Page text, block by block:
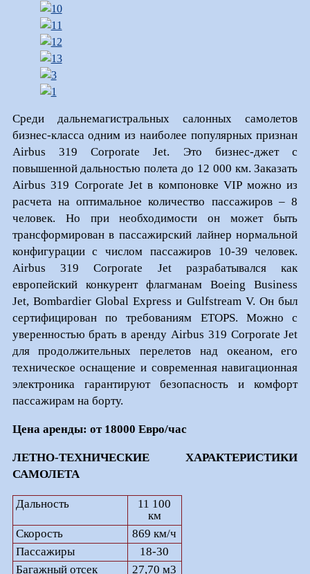
Среди дальнемагистральных салонных самолетов
бизнес-класса одним из наиболее популярных признан
Airbus 319 Corporate Jet. Это бизнес-джет с
повышенной дальностью полета до 12 000 км. Заказать
Airbus 319 Corporate Jet в компоновке VIP можно из
расчета на оптимальное количество пассажиров – 8
человек. Но при необходимости он может быть
трансформирован в пассажирский лайнер нормальной
конфигурации с числом пассажиров 10-39 человек.
Airbus 319 Corporate Jet разрабатывался как
европейский конкурент флагманам Boeing Business
Jet, Bombardier Global Express и Gulfstream V. Он был
сертифицирован по требованиям ETOPS. Можно с
уверенностью брать в аренду Airbus 319 Corporate Jet
для продолжительных перелетов над океаном, его
техническое оснащение и современная навигационная
электроника гарантируют безопасность и комфорт
пассажирам на борту.
Цена аренды: от 18000 Евро/час
ЛЕТНО-ТЕХНИЧЕСКИЕ ХАРАКТЕРИСТИКИ
САМОЛЕТА
Дальность
11 100
км
Скорость
869 км/ч
Пассажиры
18-30
Багажный отсек
27,70 м3